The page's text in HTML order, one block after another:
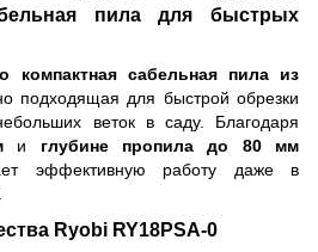
пила для быстрых
компактная сабельная пила из
подходящая для быстрой обрезки
веток в саду. Благодаря
и глубине пропила до 80 мм
эффективную работу даже в
Ryobi RY18PSA-0